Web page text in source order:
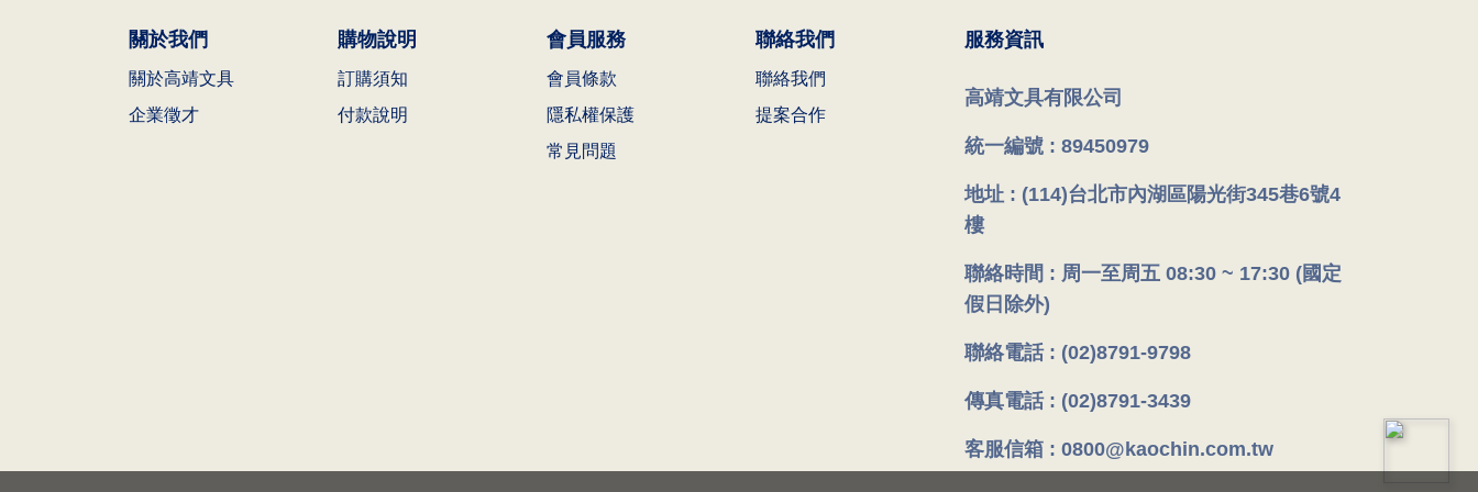
關於我們
關於高靖文具
企業徵才
購物說明
訂購須知
付款說明
會員服務
會員條款
隱私權保護
常見問題
聯絡我們
聯絡我們
提案合作
服務資訊
高靖文具有限公司
統一編號 : 89450979
地址 : (114)台北市內湖區陽光街345巷6號4
樓
聯絡時間 : 周一至周五 08:30 ~ 17:30 (國定
假日除外)
聯絡電話 : (02)8791-9798
傳真電話 : (02)8791-3439
客服信箱 : 0800@kaochin.com.tw